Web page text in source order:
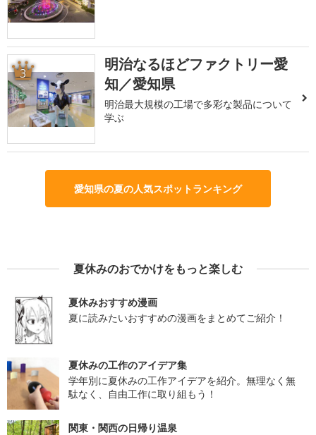
3
明治なるほどファクトリー愛
知／愛知県
明治最大規模の工場で多彩な製品について
学ぶ
愛知県の夏の人気スポットランキング
夏休みのおでかけをもっと楽しむ
夏休みおすすめ漫画
夏に読みたいおすすめの漫画をまとめてご紹介！
夏休みの工作のアイデア集
学年別に夏休みの工作アイデアを紹介。無理なく無
駄なく、自由工作に取り組もう！
関東・関西の日帰り温泉